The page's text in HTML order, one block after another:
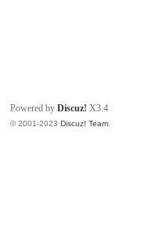
Powered byDiscuz! X3.4
© 2001-2023Discuz! Team